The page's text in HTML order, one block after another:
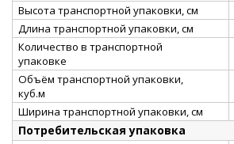
Высота транспортной упаковки, см
Длина транспортной упаковки, см
Количество в транспортной
упаковке
Объём транспортной упаковки,
куб.м
Ширина транспортной упаковки, см
Потребительская упаковка